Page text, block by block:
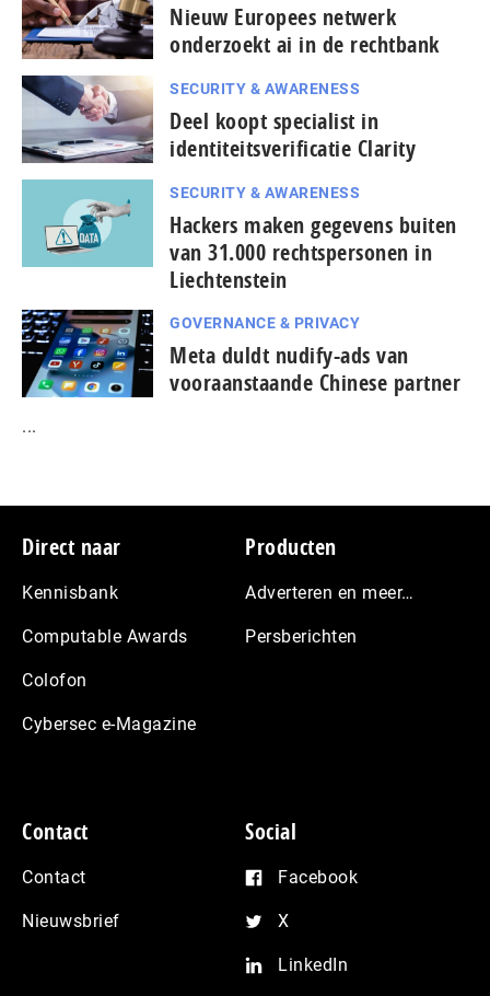
Nieuw Europees netwerk
onderzoekt ai in de rechtbank
SECURITY & AWARENESS
Deel koopt specialist in
identiteitsverificatie Clarity
SECURITY & AWARENESS
Hackers maken gegevens buiten
van 31.000 rechtspersonen in
Liechtenstein
GOVERNANCE & PRIVACY
Meta duldt nudify-ads van
vooraanstaande Chinese partner
...
Footer
Direct naar
Kennisbank
Computable Awards
Colofon
Cybersec e-Magazine
Producten
Adverteren en meer…
Persberichten
Contact
Contact
Nieuwsbrief
Social
Facebook
X
LinkedIn